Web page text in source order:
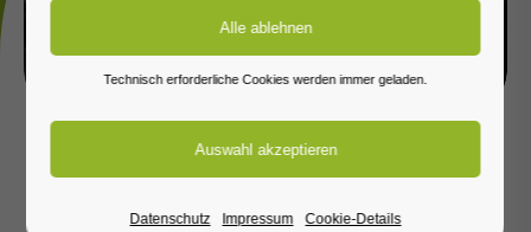
LOGISTIK & SERVICE
Technisch erforderliche Cookies werden immer geladen.
Datenschutz Impressum Cookie-Details